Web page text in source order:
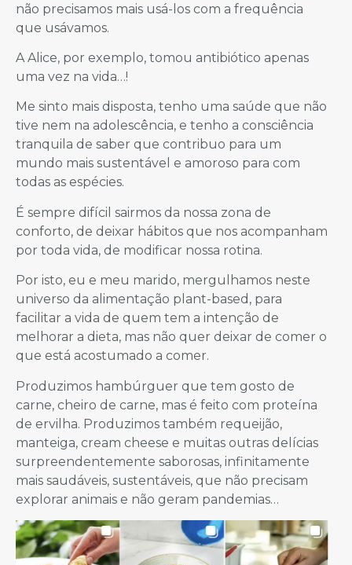
não precisamos mais usá-los com a frequência
que usávamos.
A Alice, por exemplo, tomou antibiótico apenas
uma vez na vida…!
Me sinto mais disposta, tenho uma saúde que não
tive nem na adolescência, e tenho a consciência
tranquila de saber que contribuo para um
mundo mais sustentável e amoroso para com
todas as espécies.
É sempre difícil sairmos da nossa zona de
conforto, de deixar hábitos que nos acompanham
por toda vida, de modificar nossa rotina.
Por isto, eu e meu marido, mergulhamos neste
universo da alimentação plant-based, para
facilitar a vida de quem tem a intenção de
melhorar a dieta, mas não quer deixar de comer o
que está acostumado a comer.
Produzimos hambúrguer que tem gosto de
carne, cheiro de carne, mas é feito com proteína
de ervilha. Produzimos também requeijão,
manteiga, cream cheese e muitas outras delícias
surpreendentemente saborosas, infinitamente
mais saudáveis, sustentáveis, que não precisam
explorar animais e não geram pandemias…